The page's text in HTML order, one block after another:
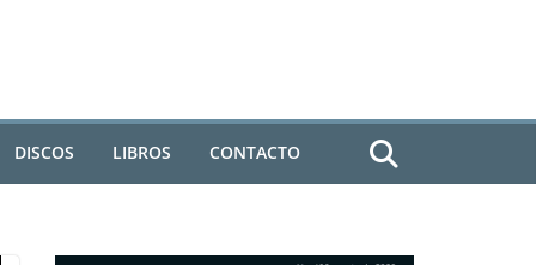
DISCOS LIBROS CONTACTO